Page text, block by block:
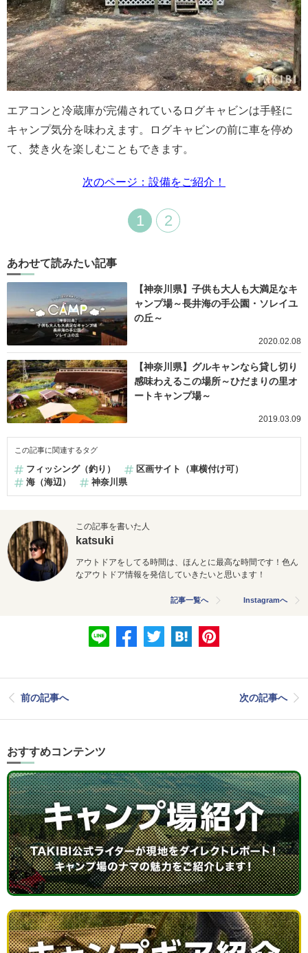
エアコンと冷蔵庫が完備されているログキャビンは手軽に
キャンプ気分を味わえます。ログキャビンの前に車を停め
て、焚き火を楽しむこともできます。
次のページ：設備をご紹介！
1 2
あわせて読みたい記事
【神奈川県】子供も大人も大満足なキ
ャンプ場～長井海の手公園・ソレイユ
の丘～
2020.02.08
【神奈川県】グルキャンなら貸し切り
感味わえるこの場所～ひだまりの里オ
ートキャンプ場～
2019.03.09
この記事に関連するタグ
フィッシング（釣り）
区画サイト（車横付け可）
海（海辺）
神奈川県
この記事を書いた人
katsuki
アウトドアをしてる時間は、ほんとに最高な時間です！色ん
なアウトドア情報を発信していきたいと思います！
記事一覧へ Instagramへ
前の記事へ 次の記事へ
おすすめコンテンツ